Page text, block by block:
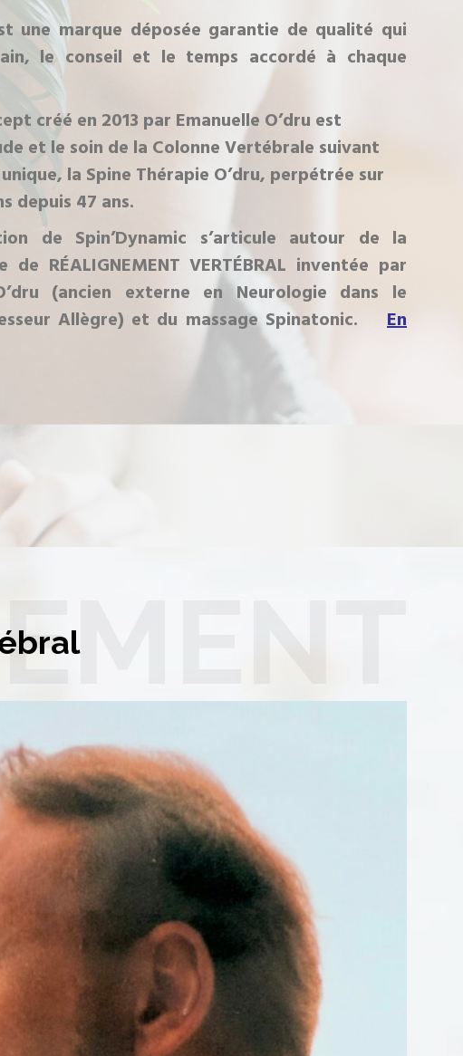
une marque déposée garantie de qualité qui
le conseil et le temps accordé à chaque
créé en 2013 par Emanuelle O’dru est
et le soin de la Colonne Vertébrale suivant
la Spine Thérapie O’dru, perpétrée sur
depuis 47 ans.
de Spin’Dynamic s’articule autour de la
RÉALIGNEMENT VERTÉBRAL inventée par
(ancien externe en Neurologie dans le
Allègre) et du massage Spinatonic.
En